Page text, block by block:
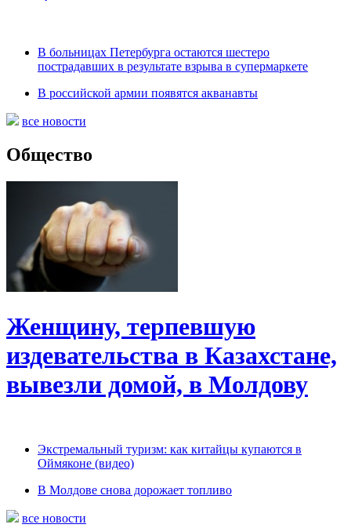
В больницах Петербурга остаются шестеро
пострадавших в результате взрыва в супермаркете
В российской армии появятся акванавты
все новости
Общество
Женщину, терпевшую
издевательства в Казахстане,
вывезли домой, в Молдову
Экстремальный туризм: как китайцы купаются в
Оймяконе (видео)
В Молдове снова дорожает топливо
все новости